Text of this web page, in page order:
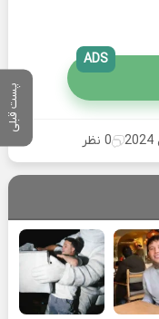
پست قبلی
ADS
0 نظر